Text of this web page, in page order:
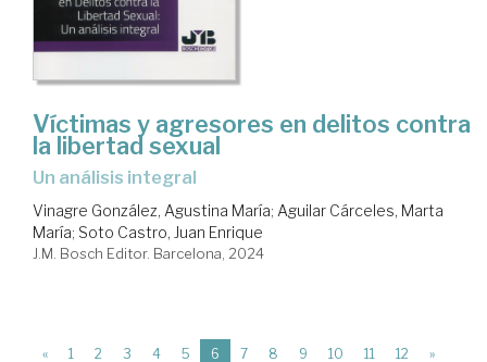
Víctimas y agresores en delitos contra
la libertad sexual
un análisis integral
Vinagre González, Agustina María; Aguilar Cárceles, Marta
María; Soto Castro, Juan Enrique
J.M. Bosch Editor. Barcelona, 2024
« 1 2 3 4 5 6 (current)
7 8 9 10 11 12 »